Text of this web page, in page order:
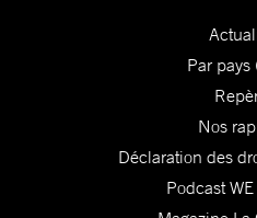
Par pays
Nos
Déclaration des
Podcast